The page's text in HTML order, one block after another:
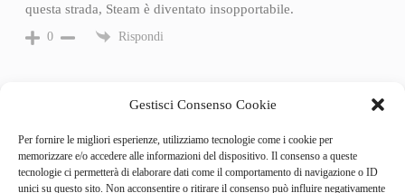
Gestisci Consenso Cookie
Per fornire le migliori esperienze, utilizziamo tecnologie come i cookie per
memorizzare e/o accedere alle informazioni del dispositivo. Il consenso a queste
tecnologie ci permetterà di elaborare dati come il comportamento di navigazione o ID
unici su questo sito. Non acconsentire o ritirare il consenso può influire negativamente
questa strada, Steam è diventato insopportabile.
0 Rispondi